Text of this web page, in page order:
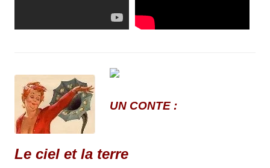
UN CONTE :
Le ciel et la terre